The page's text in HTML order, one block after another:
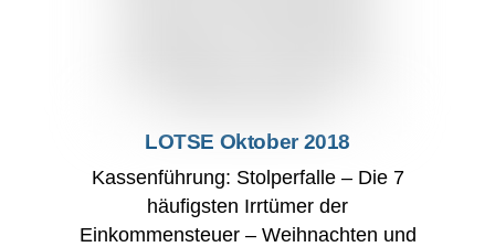
LOTSE Oktober 2018
Kassenführung: Stolperfalle – Die 7
häufigsten Irrtümer der
Einkommensteuer – Weihnachten und